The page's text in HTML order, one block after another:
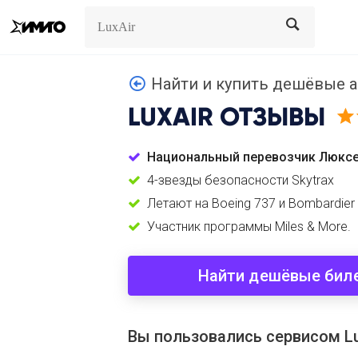
Search
Найти и купить дешёвые
LUXAIR ОТЗЫВЫ
Национальный перевозчик
4-звезды безопасности Skytrax
Летают на Boeing 737 и Bombardier
Участник программы Miles & More.
Найти дешёвые
Вы пользовались сервисом